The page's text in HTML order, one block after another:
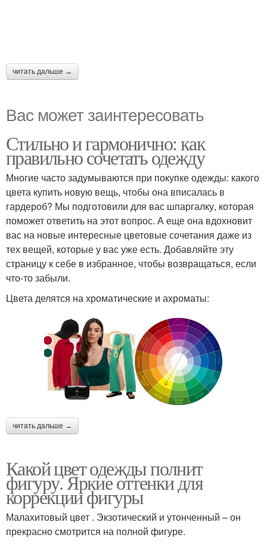
читать дальше →
Вас может заинтересовать
Стильно и гармонично: как
правильно сочетать одежду
Многие часто задумываются при покупке одежды: какого
цвета купить новую вещь, чтобы она вписалась в
гардероб? Мы подготовили для вас шпаргалку, которая
поможет ответить на этот вопрос. А еще она вдохновит
вас на новые интересные цветовые сочетания даже из
тех вещей, которые у вас уже есть. Добавляйте эту
страницу к себе в избранное, чтобы возвращаться, если
что-то забыли.
Цвета делятся на хроматические и ахроматы:
читать дальше →
Какой цвет одежды полнит
фигуру. Яркие оттенки для
коррекции фигуры
Малахитовый цвет . Экзотический и утонченный – он
прекрасно смотрится на полной фигуре.